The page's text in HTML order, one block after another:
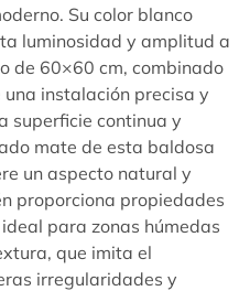
Su color blanco
luminosidad y amplitud a
de 60×60 cm, combinado
instalación precisa y
superficie continua y
mate de esta baldosa
un aspecto natural y
proporciona propiedades
para zonas húmedas
que imita el
irregularidades y